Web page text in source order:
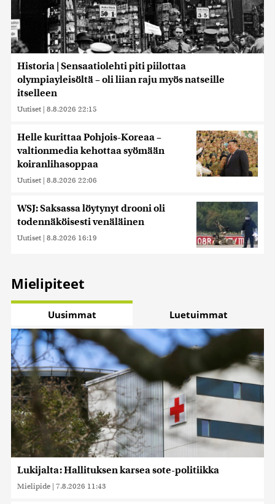
Historia | Sensaatiolehti piti piilottaa
olympiayleisöltä – oli liian raju myös natseille
itselleen
Uutiset | 8.8.2026 22:15
Helle kurittaa Pohjois-Koreaa –
valtionmedia kehottaa syömään
koiranlihasoppaa
Uutiset | 8.8.2026 22:06
WSJ: Saksassa löytynyt drooni oli
todennäköisesti venäläinen
Uutiset | 8.8.2026 16:19
Mielipiteet
Uusimmat Luetuimmat
Lukijalta: Hallituksen karsea sote-politiikka
Mielipide | 7.8.2026 11:43